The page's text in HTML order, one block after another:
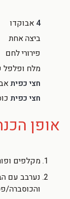
4 אבוקדו
ביצה אחת
פירורי לחם
מלח ופלפל
חצי כפית
חצי כפית
אופן
מקלפים
נערבב עם
והכוסברה/